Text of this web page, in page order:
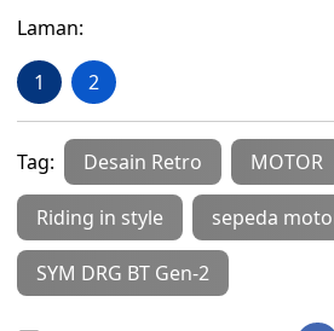
Laman:
1 2
Tag: Desain Retro MOTOR
Riding in style sepeda
SYM DRG BT Gen-2